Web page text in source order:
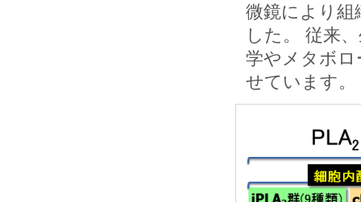
微鏡により組
した。 従来
学やメタボ
せています。